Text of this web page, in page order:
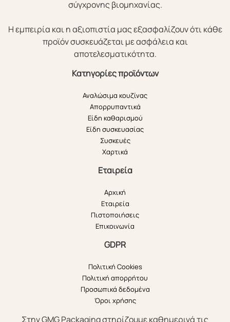
σύγχρονης βιομηχανίας.
Η εμπειρία και η αξιοπιστία μας εξασφαλίζουν ότι κάθε
προϊόν συσκευάζεται με ασφάλεια και
αποτελεσματικότητα.
Κατηγορίες προϊόντων
Αναλώσιμα κουζίνας
Απορρυπαντικά
Είδη καθαρισμού
Είδη συσκευασίας
Συσκευές
Χαρτικά
Εταιρεία
Αρχική
Εταιρεία
Πιστοποιήσεις
Επικοινωνία
GDPR
Πολιτική Cookies
Πολιτική απορρήτου
Προσωπικά δεδομένα
Όροι χρήσης
Στην GMG Packaging στηρίζουμε καθημερινά τις